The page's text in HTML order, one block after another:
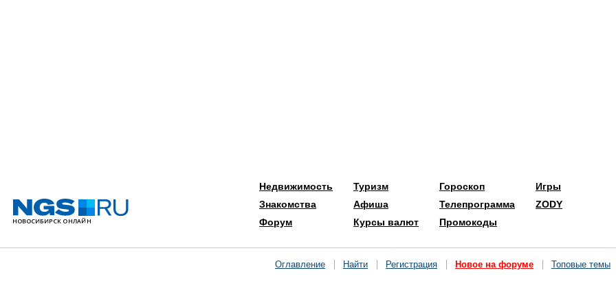
Недвижимость
Знакомства
Форум
Туризм
Афиша
Курсы валют
Гороскоп
Телепрограмма
Промокоды
Игры
ZODY
Оглавление Найти Регистрация Новое на форуме Топовые темы